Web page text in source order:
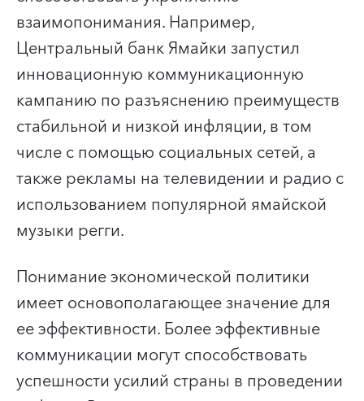
взаимопонимания. Например,
Центральный банк Ямайки запустил
инновационную коммуникационную
кампанию по разъяснению преимуществ
стабильной и низкой инфляции, в том
числе с помощью социальных сетей, а
также рекламы на телевидении и радио с
использованием популярной ямайской
музыки регги.
Понимание экономической политики
имеет основополагающее значение для
ее эффективности. Более эффективные
коммуникации могут способствовать
успешности усилий страны в проведении